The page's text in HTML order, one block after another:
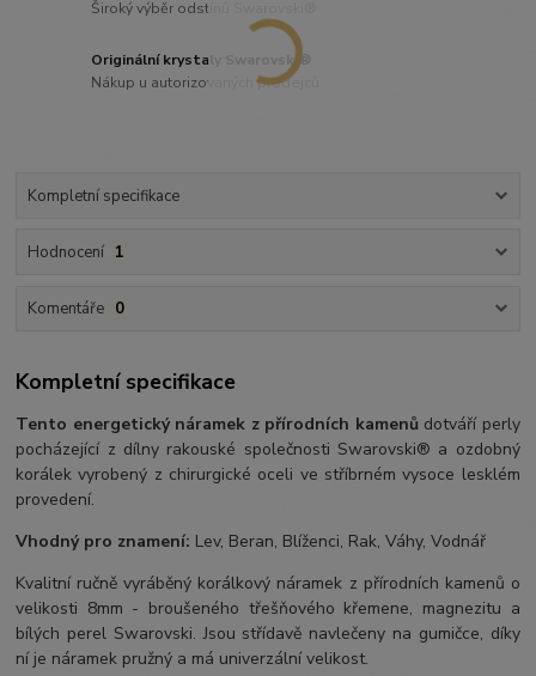
Široký výběr odstínů Swarovski®
Originální krystaly Swarovski®
Nákup u autorizovaných prodejců
Kompletní specifikace
Hodnocení 1
Komentáře 0
Kompletní specifikace
Tento energetický náramek z přírodních kamenů dotváří perly
pocházející z dílny rakouské společnosti Swarovski® a ozdobný
korálek vyrobený z chirurgické oceli ve stříbrném vysoce lesklém
provedení.
Vhodný pro znamení: Lev, Beran, Blíženci, Rak, Váhy, Vodnář
Kvalitní ručně vyráběný korálkový náramek z přírodních kamenů o
velikosti 8mm - broušeného třešňového křemene, magnezitu a
bílých perel Swarovski. Jsou střídavě navlečeny na gumičce, díky
ní je náramek pružný a má univerzální velikost.